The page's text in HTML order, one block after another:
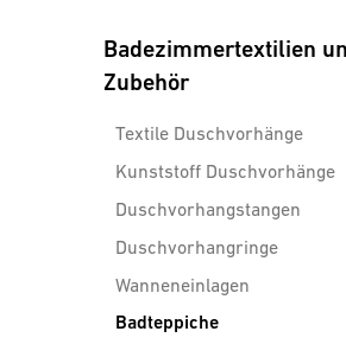
Badezimmertextilien
Zubehör
Textile Duschvorhänge
Kunststoff Duschvorhänge
Duschvorhangstangen
Duschvorhangringe
Wanneneinlagen
Badteppiche